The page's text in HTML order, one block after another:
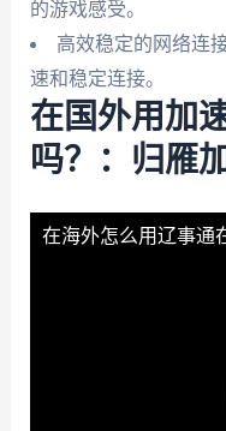
的游戏感受。
高效稳定的网络连
速和稳定连接。
在国外用加
吗？：归雁
在海外怎么用辽事通